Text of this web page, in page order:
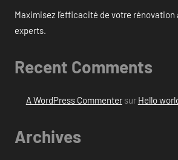
Maximisez l’efficacité de votre
experts.
Recent Comments
A WordPress Commentersur Hello
Archives